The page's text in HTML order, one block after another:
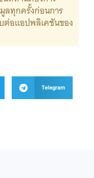
ลทุกครั้งก่อนการ
ต่อแอปพลิเคชันของ
Telegram